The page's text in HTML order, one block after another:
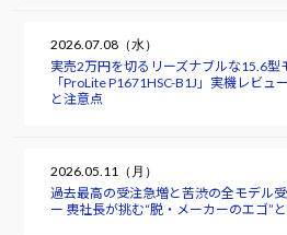
2026.07.08（水）
実売2万円を切るリーズナブルな15.6型
「ProLite P1671HSC-B1J」実機レビ
と注意点
2026.05.11（月）
過去最高の受注急増と苦渋の全モデル受
ー 軣社長が挑む“脱・メーカーのエゴ”